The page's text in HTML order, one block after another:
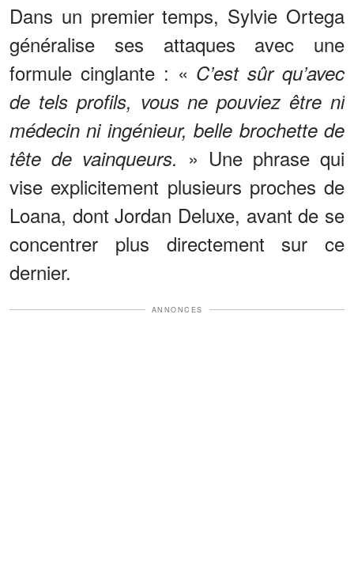
Dans un premier temps, Sylvie Ortega
généralise ses attaques avec une
formule cinglante : « C’est sûr qu’avec
de tels profils, vous ne pouviez être ni
médecin ni ingénieur, belle brochette de
tête de vainqueurs. » Une phrase qui
vise explicitement plusieurs proches de
Loana, dont Jordan Deluxe, avant de se
concentrer plus directement sur ce
dernier.
ANNONCES